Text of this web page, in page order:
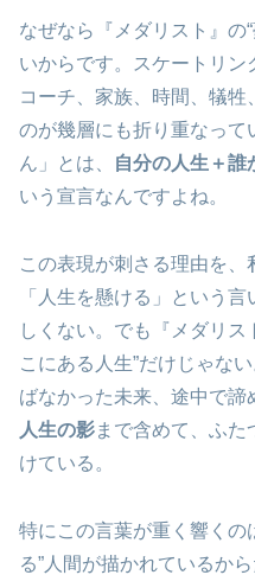
なぜなら『メダリスト』の
いからです。スケートリン
コーチ、家族、時間、犠
のが幾層にも折り重なって
ん」とは、
自分の人生＋誰
いう宣言なんですよね。
この表現が刺さる理由を、
「人生を懸ける」という
しくない。でも『メダリス
こにある人生”だけじゃな
ばなかった未来、途中で諦
人生の影まで含めて、ふ
けている。
特にこの言葉が重く響くの
る”人間が描かれているか